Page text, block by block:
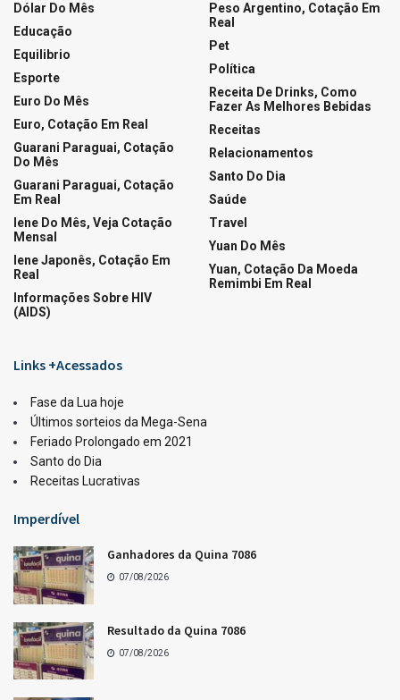
Dólar Do Mês
Educação
Equilibrio
Esporte
Euro Do Mês
Euro, Cotação Em Real
Guarani Paraguai, Cotação
Do Mês
Guarani Paraguai, Cotação
Em Real
Iene Do Mês, Veja Cotação
Mensal
Iene Japonês, Cotação Em
Real
Informações Sobre HIV
(AIDS)
Peso Argentino, Cotação Em
Real
Pet
Política
Receita De Drinks, Como
Fazer As Melhores Bebidas
Receitas
Relacionamentos
Santo Do Dia
Saúde
Travel
Yuan Do Mês
Yuan, Cotação Da Moeda
Remimbi Em Real
Links +Acessados
Fase da Lua hoje
Últimos sorteios da Mega-Sena
Feriado Prolongado em 2021
Santo do Dia
Receitas Lucrativas
Imperdível
Ganhadores da Quina 7086
07/08/2026
Resultado da Quina 7086
07/08/2026